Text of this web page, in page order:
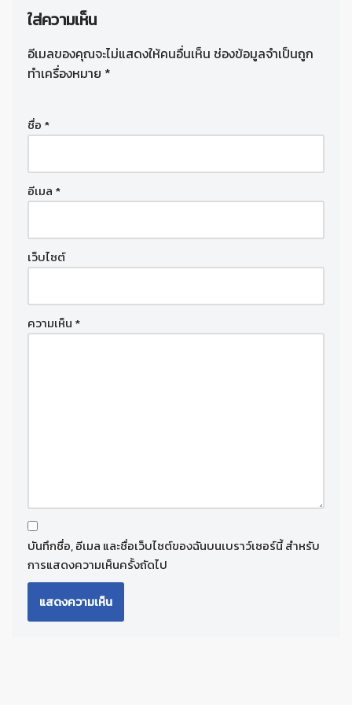
ใส่ความเห็น
อีเมลของคุณจะไม่แสดงให้คนอื่นเห็น ช่องข้อมูลจำเป็นถูก
ทำเครื่องหมาย *
ชื่อ *
อีเมล *
เว็บไซต์
ความเห็น *
บันทึกชื่อ, อีเมล และชื่อเว็บไซต์ของฉันบนเบราว์เซอร์นี้ สำหรับ
การแสดงความเห็นครั้งถัดไป